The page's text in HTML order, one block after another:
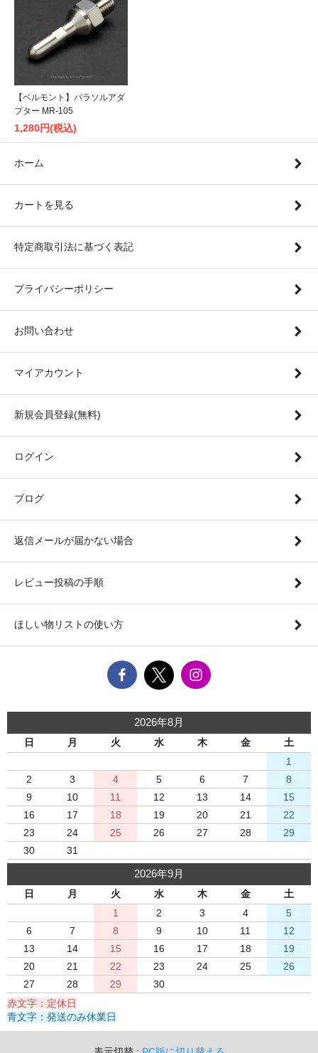
【ベルモント】パラソルアダ
プター MR-105
1,280円(税込)
ホーム
カートを見る
特定商取引法に基づく表記
プライバシーポリシー
お問い合わせ
マイアカウント
新規会員登録(無料)
ログイン
ブログ
返信メールが届かない場合
レビュー投稿の手順
ほしい物リストの使い方
2026年8月
日 月 火 水 木 金
土
1
2
3 4 5 6 7
8
9
10 11 12 13 14
15
16
17 18 19 20 21
22
23
24 25 26 27 28
29
30
31
2026年9月
日 月 火 水 木 金
土
1
2 3 4
5
6
7 8 9 10 11
12
13
14 15 16 17 18
19
20
21 22 23 24 25
26
27
28 29
30
赤文字：定休日
青文字：発送のみ休業日